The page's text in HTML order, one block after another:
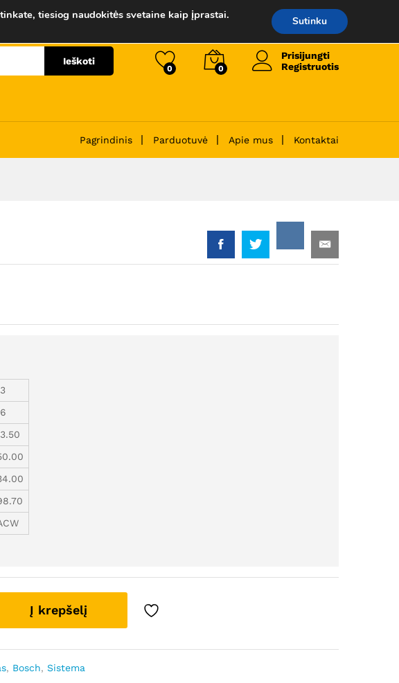
Ieškoti
0 0
Prisijungti
Registruotis
Pagrindinis Parduotuvė Apie mus Kontaktai
Į krepšelį
, Bosch,Sistema
tiesiog naudokitės svetaine kaip įprastai.
Sutinku
39.00€ Į krepšelį